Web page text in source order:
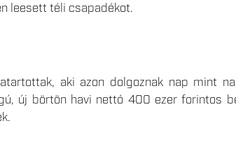
leesett téli csapadékot.
aki azon dolgoznak nap mint
új börtön havi nettó 400 ezer forintos